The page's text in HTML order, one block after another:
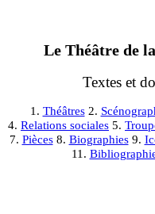
Le Théâtre de
Textes et
1. Théâtres2.
4. Relations sociales 5.
7. Pièces8. Biographies9.
11.